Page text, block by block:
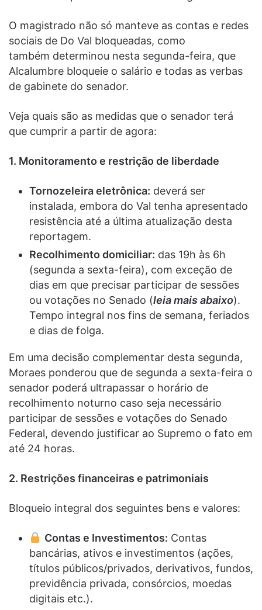
O magistrado não só manteve as contas e redes
sociais de Do Val bloqueadas, como
também determinou nesta segunda-feira, que
Alcalumbre bloqueie o salário e todas as verbas
de gabinete do senador.
Veja quais são as medidas que o senador terá
que cumprir a partir de agora:
1. Monitoramento e restrição de liberdade
Tornozeleira eletrônica: deverá ser
instalada, embora do Val tenha apresentado
resistência até a última atualização desta
reportagem.
Recolhimento domiciliar: das 19h às 6h
(segunda a sexta-feira), com exceção de
dias em que precisar participar de sessões
ou votações no Senado (leia mais abaixo).
Tempo integral nos fins de semana, feriados
e dias de folga.
Em uma decisão complementar desta segunda,
Moraes ponderou que de segunda a sexta-feira o
senador poderá ultrapassar o horário de
recolhimento noturno caso seja necessário
participar de sessões e votações do Senado
Federal, devendo justificar ao Supremo o fato em
até 24 horas.
2. Restrições financeiras e patrimoniais
Bloqueio integral dos seguintes bens e valores:
Contas e Investimentos: Contas
bancárias, ativos e investimentos (ações,
títulos públicos/privados, derivativos, fundos,
previdência privada, consórcios, moedas
digitais etc.).